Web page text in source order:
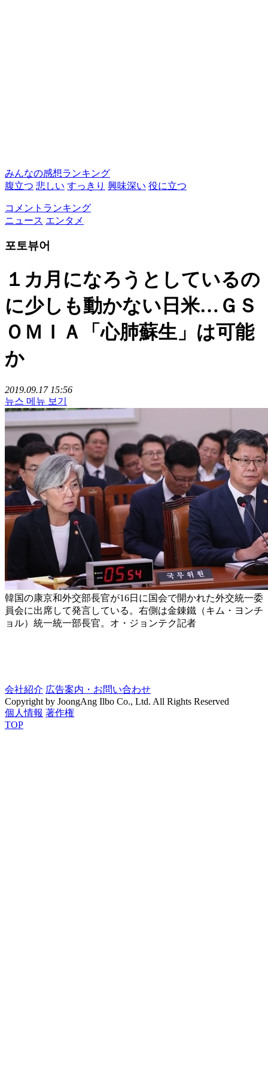
みんなの感想ランキング
腹立つ 悲しい すっきり 興味深い 役に立つ
コメントランキング
ニュース エンタメ
포토뷰어
１カ月になろうとしているの
に少しも動かない日米…ＧＳ
ＯＭＩＡ「心肺蘇生」は可能
か
2019.09.17 15:56
뉴스 메뉴 보기
韓国の康京和外交部長官が16日に国会で開かれた外交統一委
員会に出席して発言している。右側は金錬鐵（キム・ヨンチ
ョル）統一統一部長官。オ・ジョンテク記者
会社紹介 広告案内・お問い合わせ
Copyright by JoongAng Ilbo Co., Ltd. All Rights Reserved
個人情報 著作権
TOP